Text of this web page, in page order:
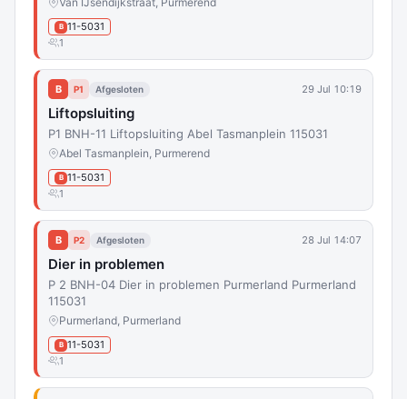
B 11-5031
1
B P1 Afgesloten 29 Jul 10:19
Liftopsluiting
P1 BNH-11 Liftopsluiting Abel Tasmanplein 115031
Abel Tasmanplein, Purmerend
B 11-5031
1
B P2 Afgesloten 28 Jul 14:07
Dier in problemen
P 2 BNH-04 Dier in problemen Purmerland Purmerland
115031
Purmerland, Purmerland
B 11-5031
1